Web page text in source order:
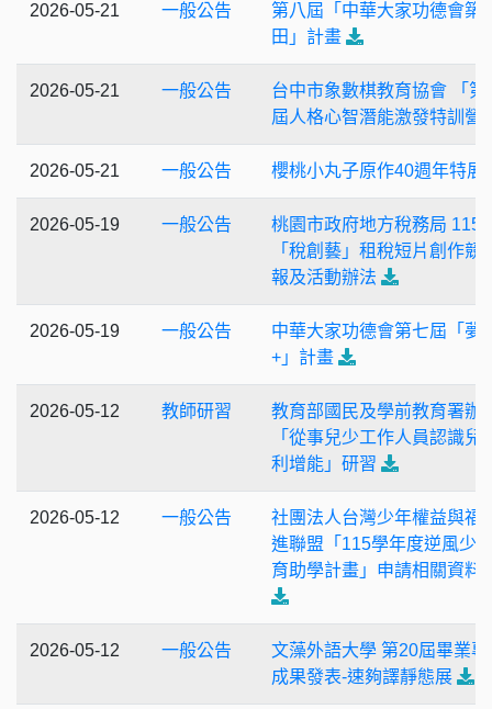
2026-05-21 一般公告
第八屆「中華大家功德會築
田」計畫
2026-05-21 一般公告
台中市象數棋教育協會 「第
屆人格心智潛能激發特訓營
2026-05-21 一般公告 櫻桃小丸子原作40週年特展
2026-05-19 一般公告
桃園市政府地方稅務局 115
「稅創藝」租稅短片創作競
報及活動辦法
2026-05-19 一般公告
中華大家功德會第七屆「夢
+」計畫
2026-05-12 教師研習
教育部國民及學前教育署辦
「從事兒少工作人員認識兒
利增能」研習
2026-05-12 一般公告
社團法人台灣少年權益與福
進聯盟「115學年度逆風少
育助學計畫」申請相關資料
2026-05-12 一般公告
文藻外語大學 第20屆畢業專
成果發表-速夠譯靜態展